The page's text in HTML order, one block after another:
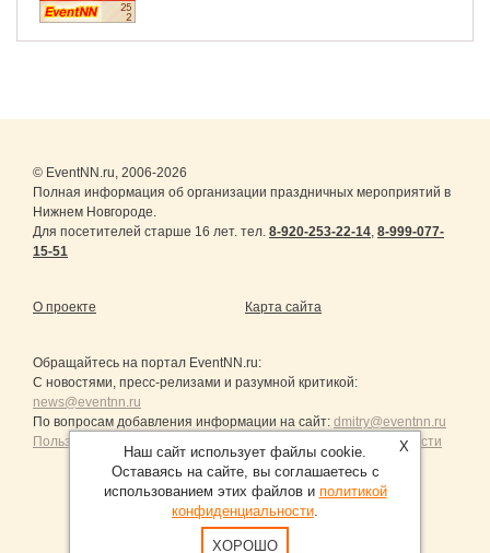
© EventNN.ru, 2006-2026
Полная информация об организации праздничных мероприятий в
Нижнем Новгороде.
Для посетителей старше 16 лет. тел. 8-920-253-22-14, 8-999-077-
15-51
О проекте Карта сайта
Обращайтесь на портал EventNN.ru:
С новостями, пресс-релизами и разумной критикой:
news@eventnn.ru
По вопросам добавления информации на сайт: dmitry@eventnn.ru
Пользовательское Соглашение и политика конфиденциальности
Продвижение сайтов Санкт-Петербург
X
Наш сайт использует файлы cookie.
Оставаясь на сайте, вы соглашаетесь с
использованием этих файлов и политикой
конфиденциальности.
ХОРОШО